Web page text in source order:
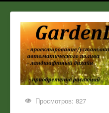
Просмотров: 827